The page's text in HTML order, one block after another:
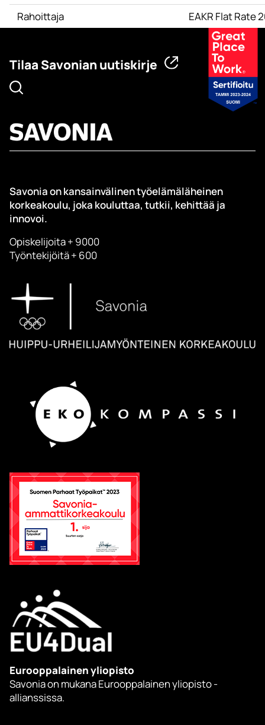
Rahoittaja
EAKR Flat Rate
Tilaa Savonian uutiskirje
Savonia on kansainvälinen työelämäläheinen
korkeakoulu, joka kouluttaa, tutkii, kehittää ja
innovoi.
Opiskelijoita + 9000
Työntekijöitä + 600
Eurooppalainen yliopisto
Savonia on mukana Eurooppalainen yliopisto -
allianssissa.